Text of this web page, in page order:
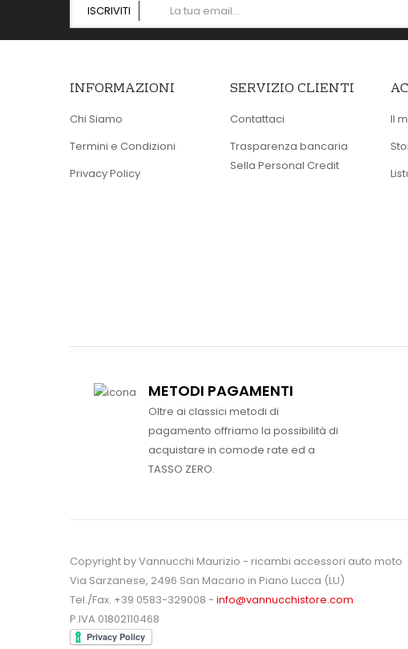
ISCRIVITI
INFORMAZIONI
Chi Siamo
Termini e Condizioni
Privacy Policy
SERVIZIO CLIENTI
Contattaci
Trasparenza bancaria
Sella Personal Credit
Il
METODI PAGAMENTI
Oltre ai classici metodi di
pagamento offriamo la possibilità di
acquistare in comode rate ed a
TASSO ZERO.
Copyright by Vannucchi Maurizio - ricambi accessori auto moto
Via Sarzanese, 2496 San Macario in Piano Lucca (LU)
Tel./Fax. +39 0583-329008 - info@vannucchistore.com
P.IVA 01802110468